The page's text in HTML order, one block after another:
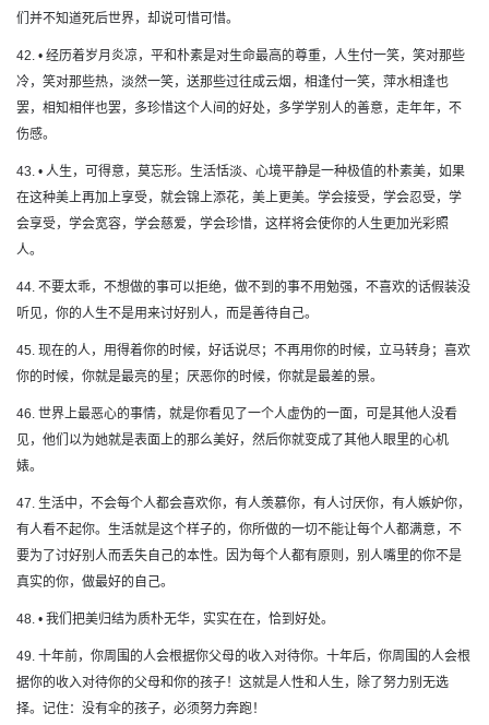
们并不知道死后世界，却说可惜可惜。
42. • 经历着岁月炎凉，平和朴素是对生命最高的尊重，人生付一笑，笑对那些
冷，笑对那些热，淡然一笑，送那些过往成云烟，相逢付一笑，萍水相逢也
罢，相知相伴也罢，多珍惜这个人间的好处，多学学别人的善意，走年年，不
伤感。
43. • 人生，可得意，莫忘形。生活恬淡、心境平静是一种极值的朴素美，如果
在这种美上再加上享受，就会锦上添花，美上更美。学会接受，学会忍受，学
会享受，学会宽容，学会慈爱，学会珍惜，这样将会使你的人生更加光彩照
人。
44. 不要太乖，不想做的事可以拒绝，做不到的事不用勉强，不喜欢的话假装没
听见，你的人生不是用来讨好别人，而是善待自己。
45. 现在的人，用得着你的时候，好话说尽；不再用你的时候，立马转身；喜欢
你的时候，你就是最亮的星；厌恶你的时候，你就是最差的景。
46. 世界上最恶心的事情，就是你看见了一个人虚伪的一面，可是其他人没看
见，他们以为她就是表面上的那么美好，然后你就变成了其他人眼里的心机
婊。
47. 生活中，不会每个人都会喜欢你，有人羡慕你，有人讨厌你，有人嫉妒你，
有人看不起你。生活就是这个样子的，你所做的一切不能让每个人都满意，不
要为了讨好别人而丢失自己的本性。因为每个人都有原则，别人嘴里的你不是
真实的你，做最好的自己。
48. • 我们把美归结为质朴无华，实实在在，恰到好处。
49. 十年前，你周围的人会根据你父母的收入对待你。十年后，你周围的人会根
据你的收入对待你的父母和你的孩子！这就是人性和人生，除了努力别无选
择。记住：没有伞的孩子，必须努力奔跑！